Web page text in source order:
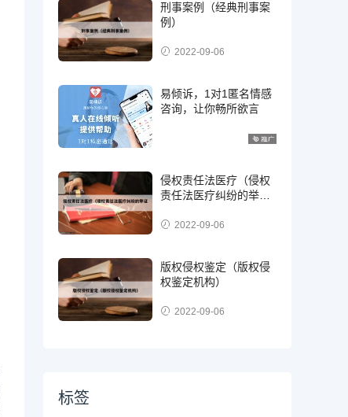
刑事案例（经典刑事案
例）
2022-09-06
易倾诉，1对1匿名情感
咨询，让你畅所欲言
侵权责任法医疗（侵权
责任法医疗纠纷的举
2022-09-06
版权侵权鉴定（版权侵
权鉴定机构）
2022-09-06
标签